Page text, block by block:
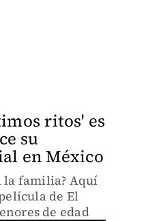
ritos' es
su
en México
la familia? Aquí
de El
de edad